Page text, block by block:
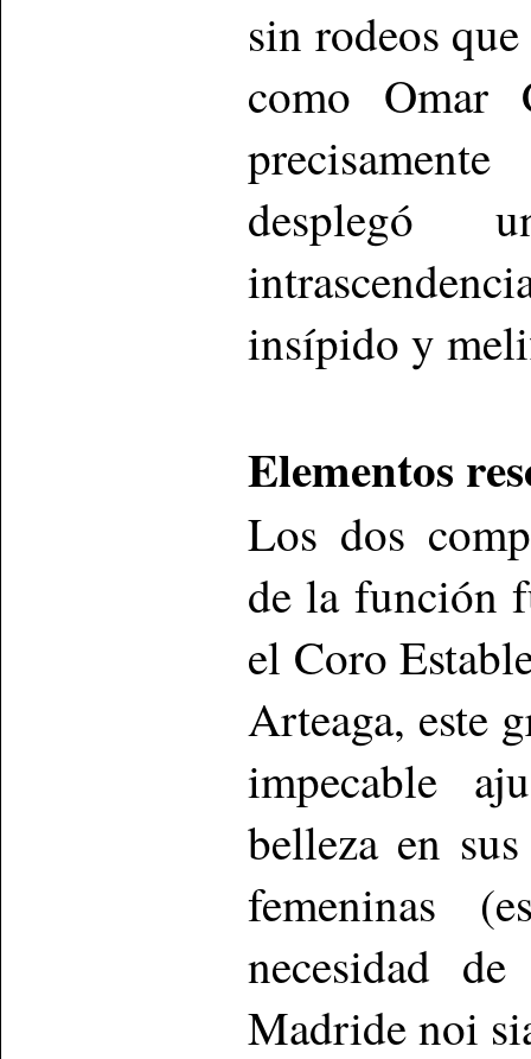
sin rodeos
como Omar
desplegó
insípido y
Elementos
Los dos
de la función
el Coro
Arteaga, este
impecable
belleza en
femeninas
necesidad
Madride noi